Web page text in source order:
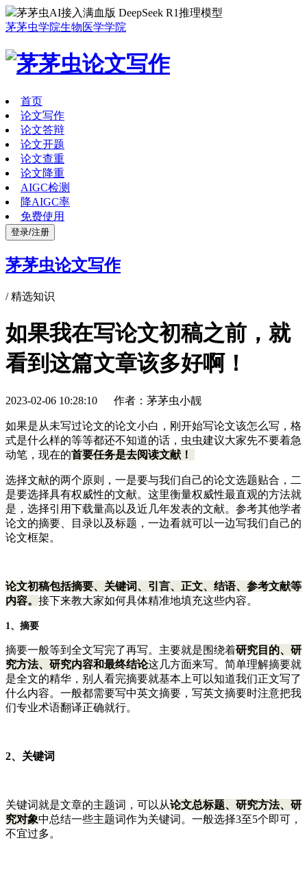
茅茅虫AI接入满血版 DeepSeek R1推理模型
茅茅虫学院生物医学学院
首页
论文写作
论文答辩
论文开题
论文查重
论文降重
AIGC检测
降AIGC率
免费使用
登录/注册
茅茅虫论文写作
/精选知识
如果我在写论文初稿之前，就
看到这篇文章该多好啊！
2023-02-06 10:28:10 作者：茅茅虫小靓
如果是从未写过论文的论文小白，刚开始写论文该怎么写，格
式是什么样的等等都还不知道的话，虫虫建议大家先不要着急
动笔，现在的首要任务是去阅读文献！
选择文献的两个原则，一是要与我们自己的论文选题贴合，二
是要选择具有权威性的文献。这里衡量权威性最直观的方法就
是，选择引用下载量高以及近几年发表的文献。参考其他学者
论文的摘要、目录以及标题，一边看就可以一边写我们自己的
论文框架。
论文初稿包括摘要、关键词、引言、正文、结语、参考文献等
内容。 接下来教大家如何具体精准地填充这些内容。
1、摘要
摘要一般等到全文写完了再写。主要就是围绕着研究目的、研
究方法、研究内容和最终结论这几方面来写。简单理解摘要就
是全文的精华，别人看完摘要就基本上可以知道我们正文写了
什么内容。一般都需要写中英文摘要，写英文摘要时注意把我
们专业术语翻译正确就行。
2、关键词
关键词就是文章的主题词，可以从论文总标题、研究方法、研
究对象中总结一些主题词作为关键词。一般选择3至5个即可，
不宜过多。